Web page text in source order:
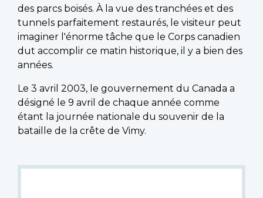
des parcs boisés. À la vue des tranchées et des
tunnels parfaitement restaurés, le visiteur peut
imaginer l'énorme tâche que le Corps canadien
dut accomplir ce matin historique, il y a bien des
années.
Le 3 avril 2003, le gouvernement du Canada a
désigné le 9 avril de chaque année comme
étant la journée nationale du souvenir de la
bataille de la crête de Vimy.